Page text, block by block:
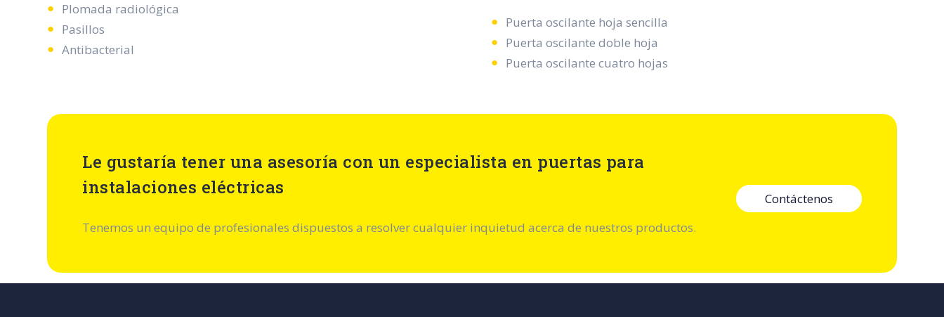
Plomada radiológica
Pasillos
Antibacterial
Puerta oscilante hoja sencilla
Puerta oscilante doble hoja
Puerta oscilante cuatro hojas
Le gustaría tener una asesoría con un especialista en puertas para
instalaciones eléctricas
Tenemos un equipo de profesionales dispuestos a resolver cualquier inquietud acerca de nuestros productos.
Contáctenos